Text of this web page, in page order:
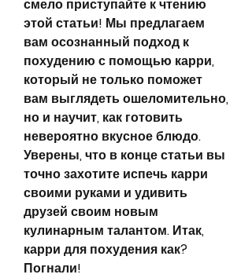
смело приступайте к чтению
этой статьи! Мы предлагаем
вам осознанный подход к
похудению с помощью карри,
который не только поможет
вам выглядеть ошеломительно,
но и научит, как готовить
невероятно вкусное блюдо.
Уверены, что в конце статьи вы
точно захотите испечь карри
своими руками и удивить
друзей своим новым
кулинарным талантом. Итак,
карри для похудения как?
Погнали!